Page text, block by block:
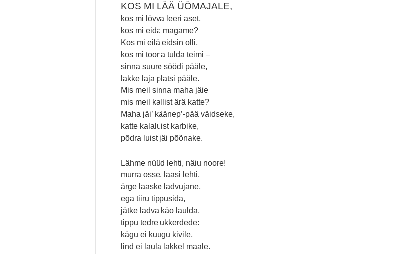
KOS MI LÄÄ ÜÖMAJALE,
kos mi lövva leeri aset,
kos mi eida magame?
Kos mi eilä eidsin olli,
kos mi toona tulda teimi –
sinna suure söödi pääle,
lakke laja platsi pääle.
Mis meil sinna maha jäie
mis meil kallist ärä katte?
Maha jäi’ käänep’-pää väidseke,
katte kalaluist karbike,
põdra luist jäi põõnake.
Lähme nüüd lehti, näiu noore!
murra osse, laasi lehti,
ärge laaske ladvujane,
ega tiiru tippusida,
jätke ladva käo laulda,
tippu tedre ukkerdede:
kägu ei kuugu kivile,
lind ei laula lakkel maale.